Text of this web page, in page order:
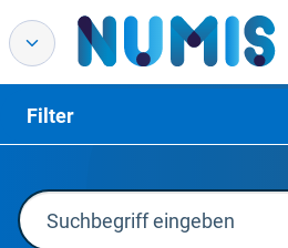
Filter